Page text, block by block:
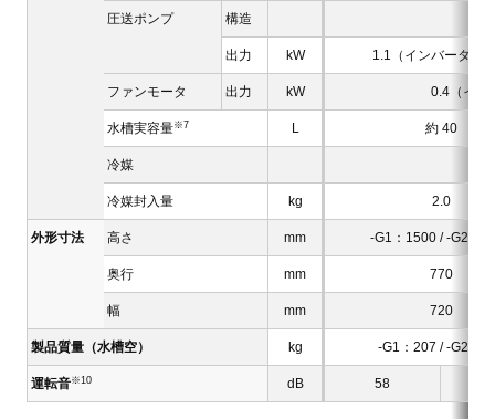
圧送ポンプ 構造
出力 kW 1.1（インバータ駆
ファンモータ 出力 kW 0.4（イン
水槽実容量※7 L 約 40
冷媒
冷媒封入量 kg 2.0
外形寸法 高さ mm -G1：1500 / -G2：
奥行 mm 770
幅 mm 720
製品質量（水槽空） kg -G1：207 / -G2：
運転音※10 dB 58